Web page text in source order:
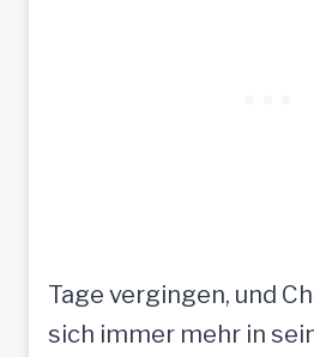
Tage vergingen, und
sich immer mehr in